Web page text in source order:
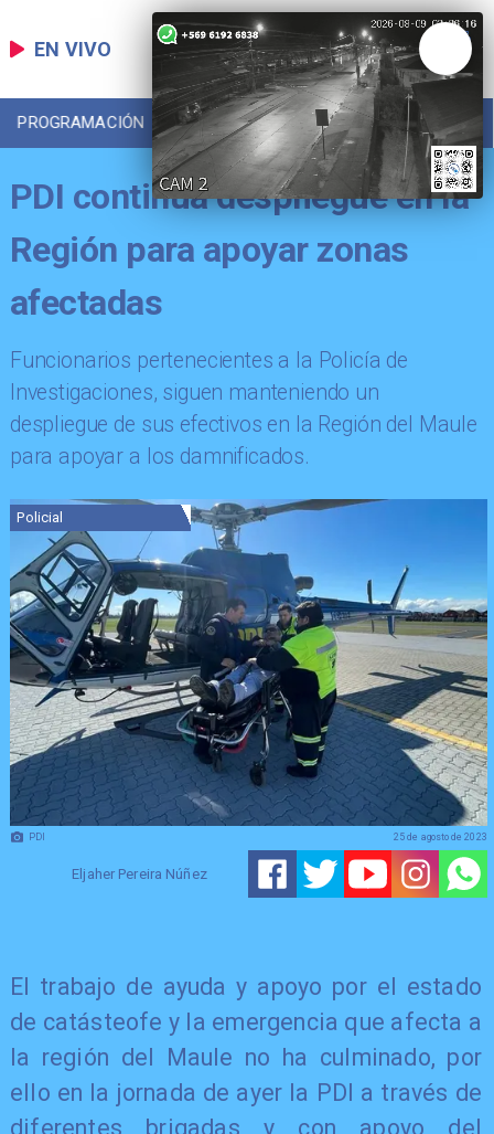
EN VIVO
PROGRAMACIÓN LOCAL DEPORTES
PDI continúa despliegue en la
Región para apoyar zonas
afectadas
Funcionarios pertenecientes a la Policía de
Investigaciones, siguen manteniendo un
despliegue de sus efectivos en la Región del Maule
para apoyar a los damnificados.
PDI
Policial
Eljaher Pereira Núñez
25 de agosto de 2023
El trabajo de ayuda y apoyo por el estado
de catásteofe y la emergencia que afecta a
la región del Maule no ha culminado, por
ello en la jornada de ayer la PDI a través de
diferentes brigadas y con apoyo del